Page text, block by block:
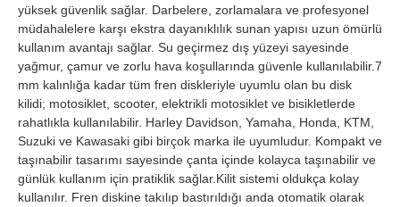
yüksek güvenlik sağlar. Darbelere, zorlamalara ve profesyonel
müdahalelere karşı ekstra dayanıklılık sunan yapısı uzun ömürlü
kullanım avantajı sağlar. Su geçirmez dış yüzeyi sayesinde
yağmur, çamur ve zorlu hava koşullarında güvenle kullanılabilir.7
mm kalınlığa kadar tüm fren diskleriyle uyumlu olan bu disk
kilidi; motosiklet, scooter, elektrikli motosiklet ve bisikletlerde
rahatlıkla kullanılabilir. Harley Davidson, Yamaha, Honda, KTM,
Suzuki ve Kawasaki gibi birçok marka ile uyumludur. Kompakt ve
taşınabilir tasarımı sayesinde çanta içinde kolayca taşınabilir ve
günlük kullanım için pratiklik sağlar.Kilit sistemi oldukça kolay
kullanılır. Fren diskine takılıp bastırıldığı anda otomatik olarak